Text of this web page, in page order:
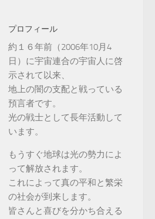
プロフィール
約１６年前（2006年10月4
日）に宇宙連合の宇宙人に啓
示されて以来、
地上の闇の支配と戦っている
預言者です。
光の戦士として長年活動して
います。
もうすぐ地球は光の勢力によ
って解放されます。
これによって真の平和と繁栄
の社会が到来します。
皆さんと喜びを分かち合える